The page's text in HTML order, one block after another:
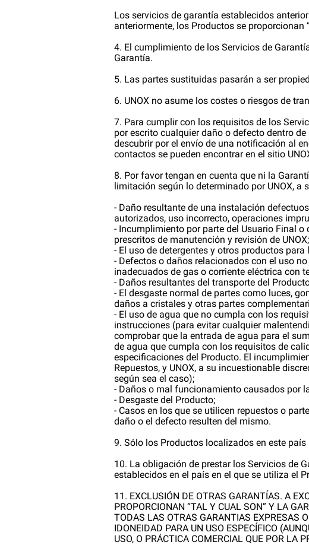
Los servicios de garantía establecidos
anteriormente, los Productos se proporcionan
4. El cumplimiento de los Servicios de
Garantía.
5. Las partes sustituidas pasarán a ser
6. UNOX no asume los costes o riesgos de
7. Para cumplir con los requisitos de los
por escrito cualquier daño o defecto dentro
descubrir por el envío de una notificación al
contactos se pueden encontrar en el sitio
8. Por favor tengan en cuenta que ni la
limitación según lo determinado por UNOX, a
- Daño resultante de una instalación
autorizados, uso incorrecto, operaciones
- Incumplimiento por parte del Usuario Final
prescritos de manutención y revisión de UNOX;
- El uso de detergentes y otros productos
- Defectos o daños relacionados con el uso
inadecuados de gas o corriente eléctrica con
- Daños resultantes del transporte del
- El desgaste normal de partes como luces,
daños a cristales y otras partes
- El uso de agua que no cumpla con los
instrucciones (para evitar cualquier
comprobar que la entrada de agua para el
de agua que cumpla con los requisitos de
especificaciones del Producto. El
Repuestos, y UNOX, a su incuestionable
según sea el caso);
- Daños o mal funcionamiento causados por
- Desgaste del Producto;
- Casos en los que se utilicen repuestos o
daño o el defecto resulten del mismo.
9. Sólo los Productos localizados en este
10. La obligación de prestar los Servicios de
establecidos en el país en el que se utiliza el
11. EXCLUSIÓN DE OTRAS GARANTÍAS. A
PROPORCIONAN “TAL Y CUAL SON” Y LA
TODAS LAS OTRAS GARANTIAS EXPRESAS
IDONEIDAD PARA UN USO ESPECÍFICO
USO, O PRÁCTICA COMERCIAL QUE POR LA